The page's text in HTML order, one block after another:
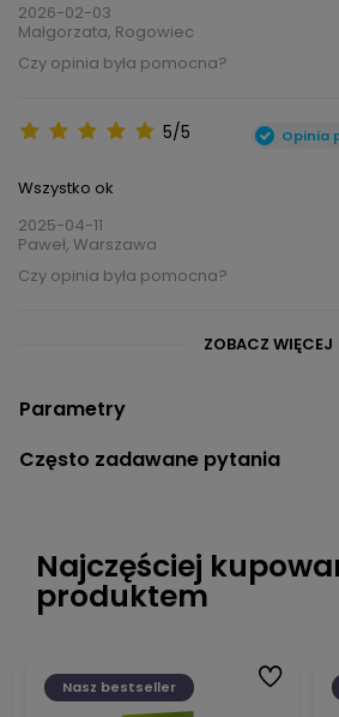
2026-02-03
Małgorzata, Rogowiec
Czy opinia była pomocna?
5/5 Opinia
Wszystko ok
2025-04-11
Paweł, Warszawa
Czy opinia była pomocna?
ZOBACZ WIĘCEJ
Parametry
Często zadawane pytania
Najczęściej
produktem
Nasz bestseller